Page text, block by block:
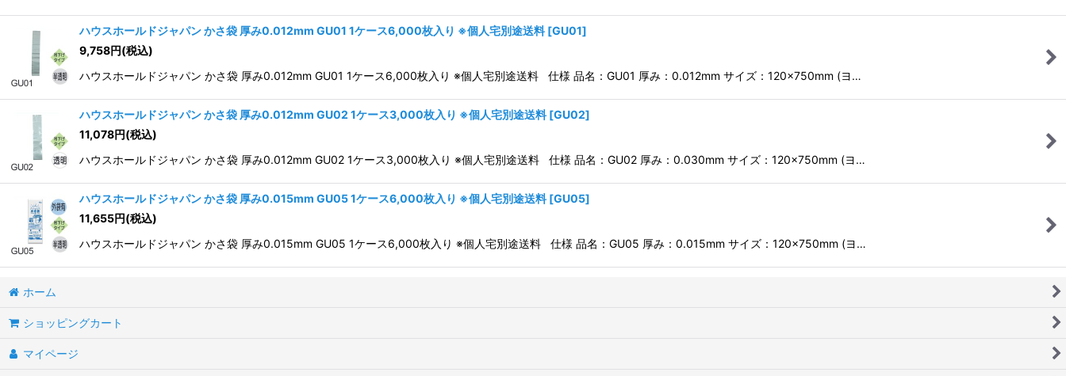
ハウスホールドジャパン かさ袋 厚み0.012mm GU01 1ケース6,000枚入り ※個人宅別途送料 [GU01]
9,758円(税込)
ハウスホールドジャパン かさ袋 厚み0.012mm GU01 1ケース6,000枚入り ※個人宅別途送料 仕様 品名：GU01 厚み：0.012mm サイズ：120×750mm (ヨ…
ハウスホールドジャパン かさ袋 厚み0.012mm GU02 1ケース3,000枚入り ※個人宅別途送料 [GU02]
11,078円(税込)
ハウスホールドジャパン かさ袋 厚み0.012mm GU02 1ケース3,000枚入り ※個人宅別途送料 仕様 品名：GU02 厚み：0.030mm サイズ：120×750mm (ヨ…
ハウスホールドジャパン かさ袋 厚み0.015mm GU05 1ケース6,000枚入り ※個人宅別途送料 [GU05]
11,655円(税込)
ハウスホールドジャパン かさ袋 厚み0.015mm GU05 1ケース6,000枚入り ※個人宅別途送料 仕様 品名：GU05 厚み：0.015mm サイズ：120×750mm (ヨ…
ホーム
ショッピングカート
マイページ